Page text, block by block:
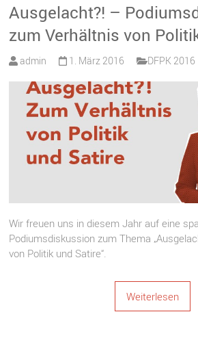
Ausgelacht?! –
zum Verhältnis von
admin 1. März 2016 DFPK 2016
Wir freuen uns in diesem Jahr auf eine
Podiumsdiskussion zum Thema
von Politik und Satire“.
Weiterlesen